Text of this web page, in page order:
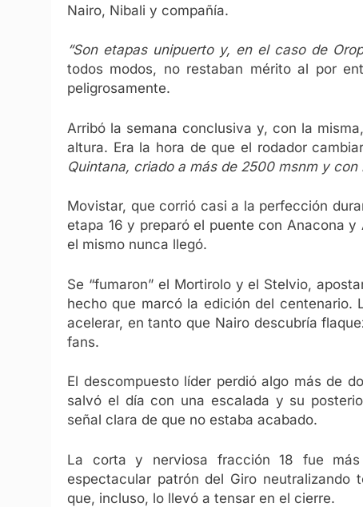
Nairo, Nibali y compañía.
“Son etapas unipuerto y, en el caso de
todos modos, no restaban mérito al por
peligrosamente.
Arribó la semana conclusiva y, con la
altura. Era la hora de que el rodador
Quintana, criado a más de 2500 msnm y con
Movistar, que corrió casi a la perfección
etapa 16 y preparó el puente con Anacona
el mismo nunca llegó.
Se “fumaron” el Mortirolo y el Stelvio,
hecho que marcó la edición del centenario.
acelerar, en tanto que Nairo descubría
fans.
El descompuesto líder perdió algo más de
salvó el día con una escalada y su
señal clara de que no estaba acabado.
La corta y nerviosa fracción 18 fue
espectacular patrón del Giro
que, incluso, lo llevó a tensar en el cierre.